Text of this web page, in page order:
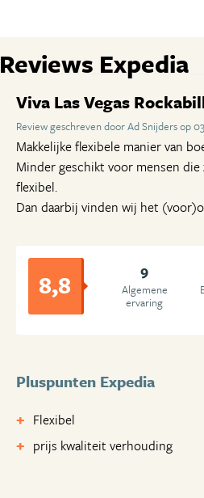
Reviews Expedia
Viva Las Vegas
Review geschreven door Ad Snijders op
Makkelijke flexibele manier van
Minder geschikt voor mensen
flexibel.
Dan daarbij vinden wij het
8,8 9
Algemene
ervaring
Pluspunten Expedia
Flexibel
prijs kwaliteit verhouding